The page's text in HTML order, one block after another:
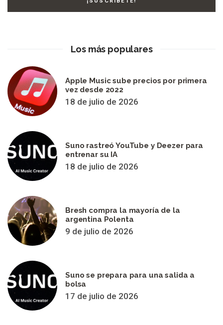
Los más populares
Apple Music sube precios por primera
vez desde 2022
18 de julio de 2026
Suno rastreó YouTube y Deezer para
entrenar su IA
18 de julio de 2026
Bresh compra la mayoría de la
argentina Polenta
9 de julio de 2026
Suno se prepara para una salida a
bolsa
17 de julio de 2026